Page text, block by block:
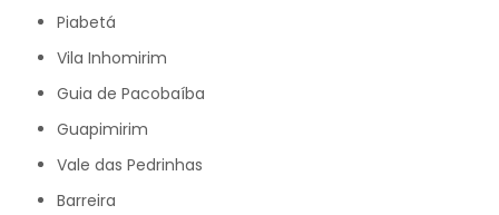
Piabetá
Vila Inhomirim
Guia de Pacobaíba
Guapimirim
Vale das Pedrinhas
Barreira